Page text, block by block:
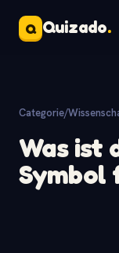
Q Quizado.
Categorie/
Was ist
Symbol